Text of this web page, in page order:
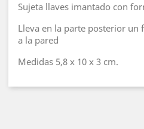
Sujeta llaves imantado con
Lleva en la parte posterior un
a la pared
Medidas 5,8 x 10 x 3 cm.